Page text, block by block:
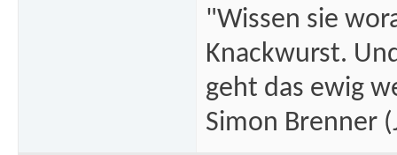
"Wissen sie
Knackwurst.
geht das ewig
Simon Brenner